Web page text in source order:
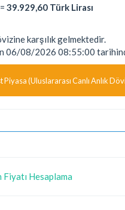
= 39.929,60 Türk Lirası
karşılık gelmektedir.
06/08/2026 08:55:00
(Uluslararası Canlı Anlık
Fiyatı Hesaplama